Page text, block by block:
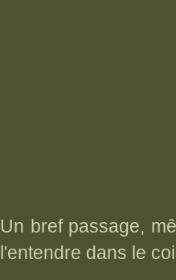
Un bref passage,
l'entendre dans le